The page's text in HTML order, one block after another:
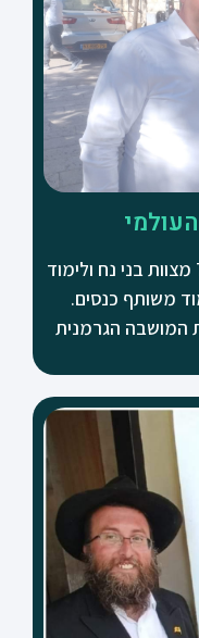
הדרכה של קבוצות או יחידים על 7 מצוות בני נח ולימוד
משותף כנסים.
המושבה הגרמנית